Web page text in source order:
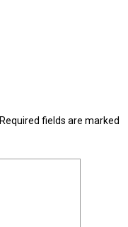
Required fields are marked